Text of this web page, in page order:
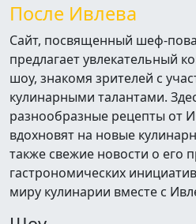
После Ивлева
Сайт, посвященный шеф-
предлагает увлекательный
шоу, знакомя зрителей с
кулинарными талантами.
разнообразные рецепты от
вдохновят на новые
также свежие новости о его
гастрономических
миру кулинарии вместе с